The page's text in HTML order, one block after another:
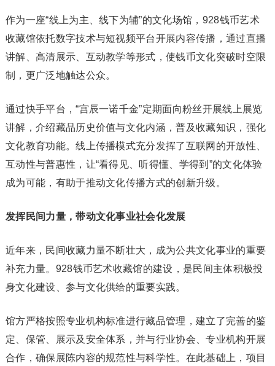
作为一座“线上为主、线下为辅”的文化场馆，928钱币艺术
收藏馆依托数字技术与短视频平台开展内容传播，通过直播
讲解、高清展示、互动教学等形式，使钱币文化突破时空限
制，更广泛地触达公众。
通过快手平台，“宫辰一诺千金”定期面向粉丝开展线上展览
讲解，介绍藏品历史价值与文化内涵，普及收藏知识，强化
文化教育功能。线上传播模式充分发挥了互联网的开放性、
互动性与普惠性，让“看得见、听得懂、学得到”的文化体验
成为可能，有助于推动文化传播方式的创新升级。
发挥民间力量，带动文化事业社会化发展
近年来，民间收藏力量不断壮大，成为公共文化事业的重要
补充力量。928钱币艺术收藏馆的建设，是民间主体积极投
身文化建设、参与文化供给的重要实践。
馆方严格按照专业机构标准进行藏品管理，建立了完善的鉴
定、保管、展示及安全体系，并与行业协会、专业机构开展
合作，确保展陈内容的规范性与科学性。在此基础上，项目